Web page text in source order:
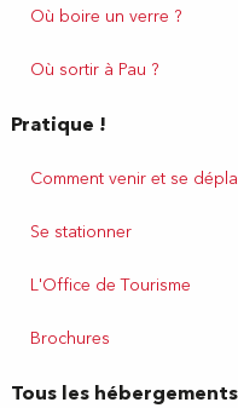
Où boire un verre ?
Où sortir à Pau ?
Pratique !
Comment venir et se
Se stationner
L'Office de Tourisme
Brochures
Tous les hébergements
Pau
Pau
Lescar